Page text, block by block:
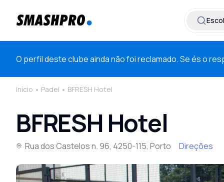
O perfil deste clube ainda não foi reclamado. Se és o
Início Padel BFRESH Hotel
BFRESH Hotel
Rua dos Castelos n. 96, 4250-115, Porto Direções